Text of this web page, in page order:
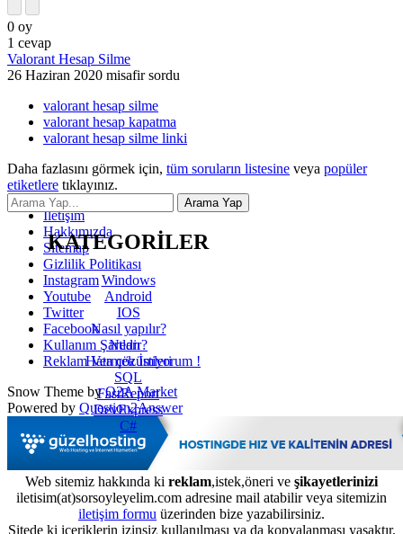
0 oy
1 cevap
Valorant Hesap Silme
26 Haziran 2020 misafir sordu
valorant hesap silme
valorant hesap kapatma
valorant hesap silme linki
Daha fazlasını görmek için, tüm soruların listesine veya popüler
etiketlere tıklayınız.
KATEGORİLER
Windows
Android
IOS
Nasıl yapılır?
Nedir?
Hata çözümleri
SQL
FastReport
DevExpress
C#
İletişim
Hakkımızda
Sitemap
Gizlilik Politikası
Instagram
Youtube
Twitter
Facebook
Kullanım Şartları
Reklam Vermek İstiyorum !
Snow Theme byQ2A Market
Powered by Question2Answer
Web sitemiz hakkında ki reklam,istek,öneri ve şikayetlerinizi
iletisim(at)sorsoyleyelim.com adresine mail atabilir veya sitemizin
iletişim formu üzerinden bize yazabilirsiniz.
Sitede ki içeriklerin izinsiz kullanılması ya da kopyalanması yasaktır.